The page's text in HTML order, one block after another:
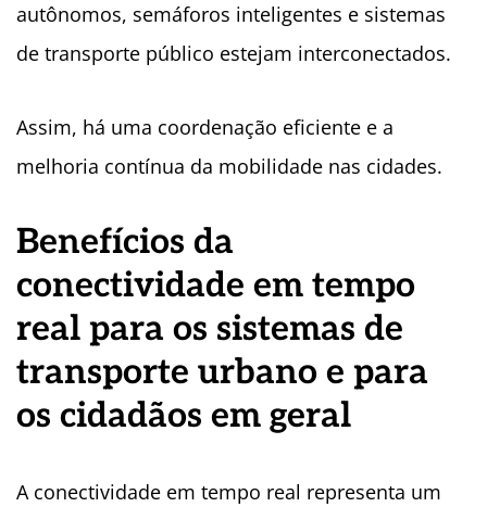
autônomos, semáforos inteligentes e sistemas
de transporte público estejam interconectados.
Assim, há uma coordenação eficiente e a
melhoria contínua da mobilidade nas cidades.
Benefícios da
conectividade em tempo
real para os sistemas de
transporte urbano e para
os cidadãos em geral
A conectividade em tempo real representa um